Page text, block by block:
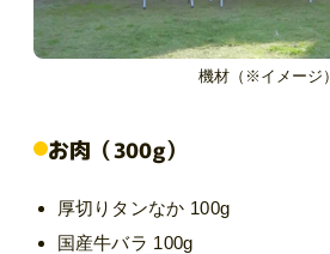
機材（※イメージ）
お肉（300g）
厚切りタンなか 100g
国産牛バラ 100g